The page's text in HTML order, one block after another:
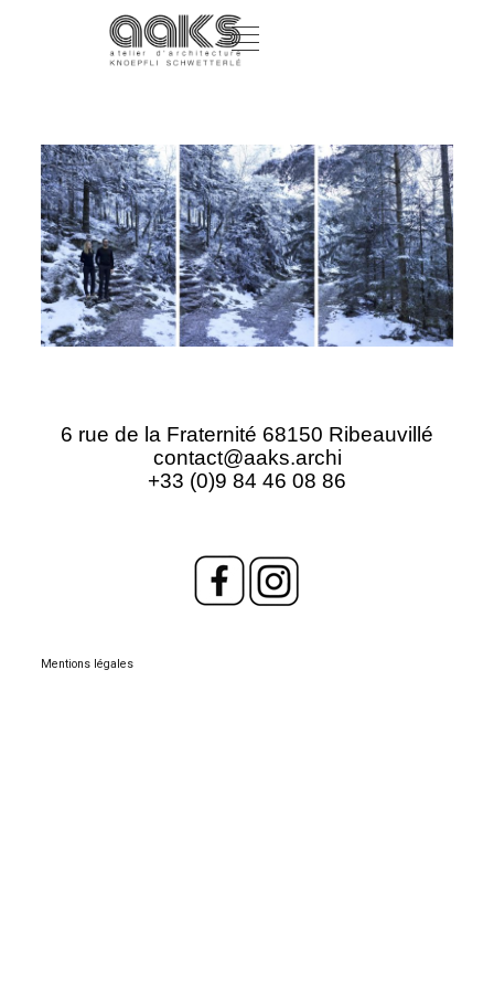
6 rue de la Fraternité 68150 Ribeauvillé
contact@aaks.archi
+33 (0)9 84 46 08 86
Mentions légales